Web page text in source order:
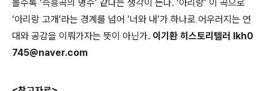
볼수록 ‘즉흥곡의 명수’ 같다는 생각이 든다. ‘아리랑’ 이 곡으로
‘아리랑 고개’라는 경계를 넘어 ‘너와 내’가 하나로 어우러지는 연
대와 공감을 이뤄가자는 뜻이 아닌가. 이기환 히스토리텔러 lkh0
745@naver.com